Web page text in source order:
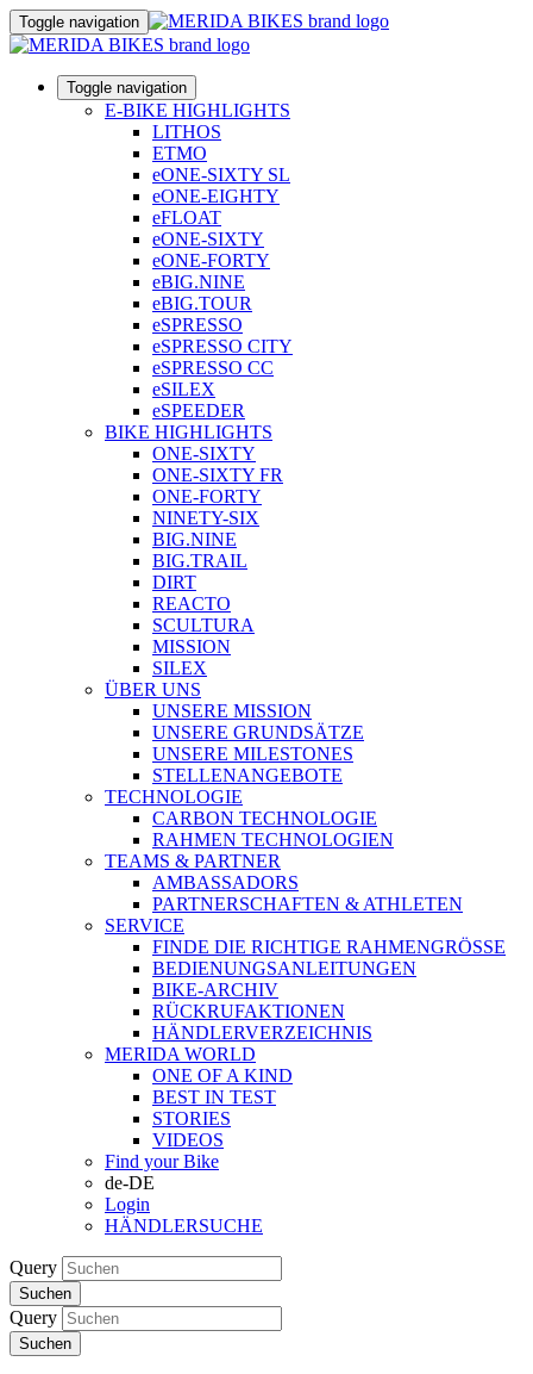
Toggle navigation
Toggle navigation
E-BIKE HIGHLIGHTS
LITHOS
ETMO
eONE-SIXTY SL
eONE-EIGHTY
eFLOAT
eONE-SIXTY
eONE-FORTY
eBIG.NINE
eBIG.TOUR
eSPRESSO
eSPRESSO CITY
eSPRESSO CC
eSILEX
eSPEEDER
BIKE HIGHLIGHTS
ONE-SIXTY
ONE-SIXTY FR
ONE-FORTY
NINETY-SIX
BIG.NINE
BIG.TRAIL
DIRT
REACTO
SCULTURA
MISSION
SILEX
ÜBER UNS
UNSERE MISSION
UNSERE GRUNDSÄTZE
UNSERE MILESTONES
STELLENANGEBOTE
TECHNOLOGIE
CARBON TECHNOLOGIE
RAHMEN TECHNOLOGIEN
TEAMS & PARTNER
AMBASSADORS
PARTNERSCHAFTEN & ATHLETEN
SERVICE
FINDE DIE RICHTIGE RAHMENGRÖSSE
BEDIENUNGSANLEITUNGEN
BIKE-ARCHIV
RÜCKRUFAKTIONEN
HÄNDLERVERZEICHNIS
MERIDA WORLD
ONE OF A KIND
BEST IN TEST
STORIES
VIDEOS
Find your Bike
de-DE
Login
HÄNDLERSUCHE
Query
Suchen
Query
Suchen